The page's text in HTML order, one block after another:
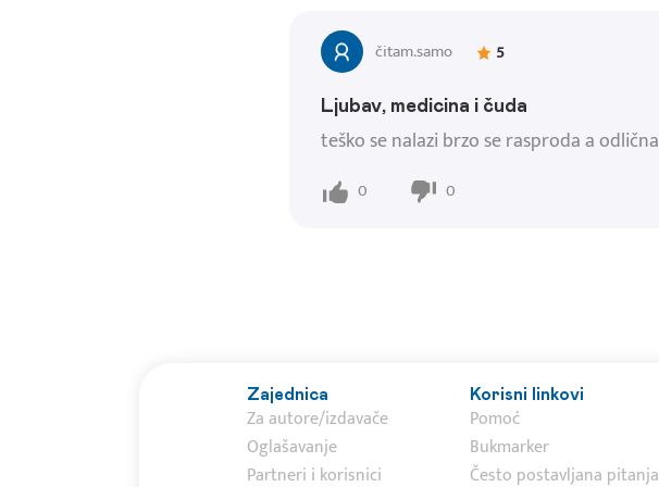
čitam.samo 5
Ljubav, medicina i čuda
teško se nalazi brzo se rasproda a odlična
0 0
Zajednica
Za autore/izdavače
Oglašavanje
Partneri i korisnici
Korisni linkovi
Pomoć
Bukmarker
Često postavljana pitanja